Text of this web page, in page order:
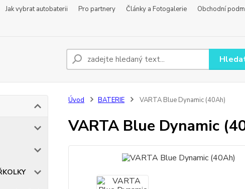
Jak vybrat autobaterii Pro partnery Články a Fotogalerie Obchodní
Úvod BATERIE VARTA Blue Dynamic (40Ah)
VARTA Blue Dynamic